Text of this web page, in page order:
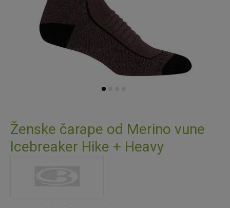
to
the
beginning
Ženske čarape od Merino vune
Icebreaker Hike + Heavy